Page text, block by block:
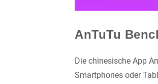
AnTuTu
Die chinesische App
Smartphones oder